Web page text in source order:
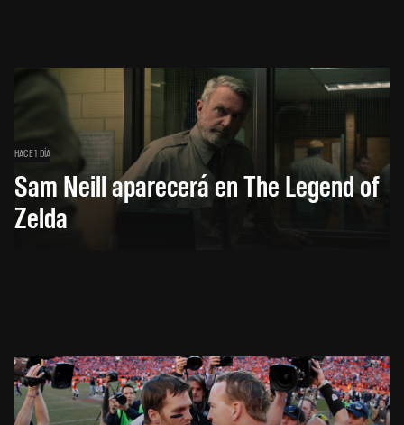
HACE 1 DÍA
Sam Neill aparecerá en The Legend of
Zelda